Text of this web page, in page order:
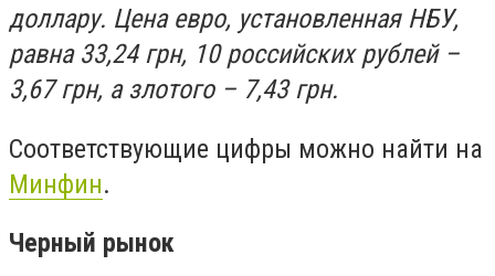
доллару. Цена евро, установленная НБУ,
равна 33,24 грн, 10 российских рублей –
3,67 грн, а злотого – 7,43 грн.
Соответствующие цифры можно найти на
Минфин.
Черный рынок